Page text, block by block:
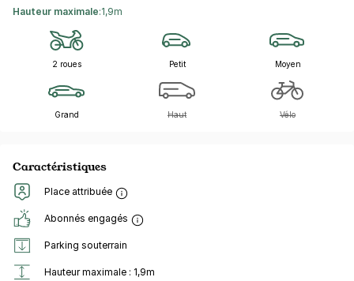
Hauteur maximale:1,9m
2 roues Petit Moyen
Grand Haut Vélo
Caractéristiques
Place attribuée
Abonnés engagés
Parking souterrain
Hauteur maximale : 1,9m